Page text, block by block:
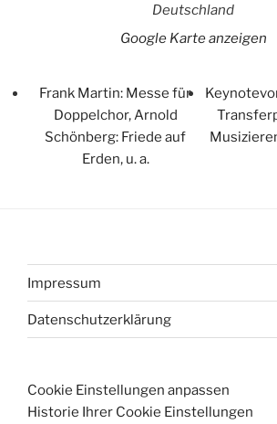
Deutschland
Google Karte anzeigen
Frank Martin: Messe für
Doppelchor, Arnold
Schönberg: Friede auf
Erden, u. a.
Impressum
Datenschutzerklärung
Cookie Einstellungen anpassen
Historie Ihrer Cookie Einstellungen